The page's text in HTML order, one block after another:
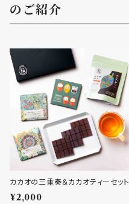
のご紹介
カカオの三重奏＆カカオティーセット
¥2,000